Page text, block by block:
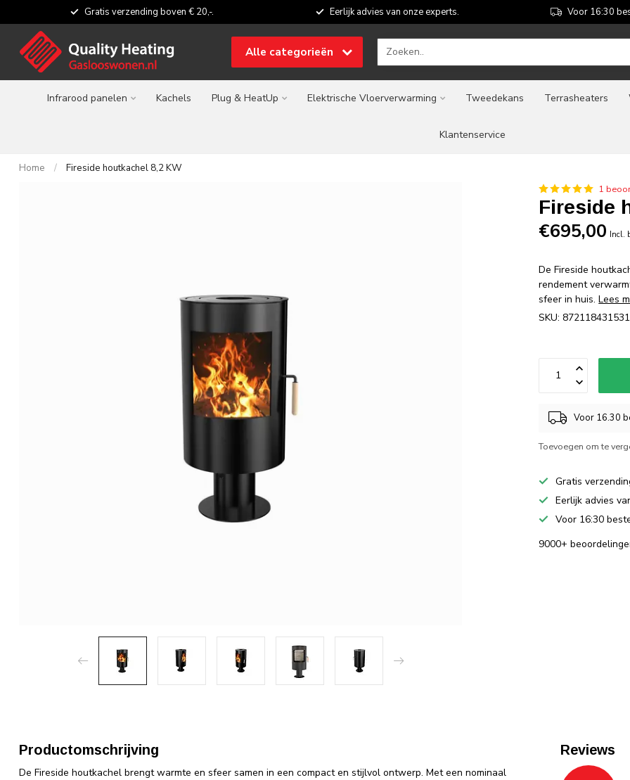
Gratis verzending boven € 20,-. Eerlijk advies van onze experts. Voor 16:30
Alle categorieën
Infrarood panelen Kachels Plug & HeatUp Elektrische Vloerverwarming Tweedekans Terrasheaters
Klantenservice
Home / Fireside houtkachel 8,2 KW
1
Fireside
€695,00 Incl.
De Fireside
rendement
sfeer in huis.Lees
SKU:
Voor 16.30
Toevoegen om te
Gratis
Eerlijk advies
Voor 16:30
9000+
Productomschrijving
De Fireside houtkachel brengt warmte en sfeer samen in een compact en stijlvol ontwerp. Met een nominaal
Reviews